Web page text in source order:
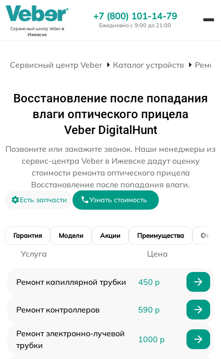
Сервисный центр Veberв
Ижевске
+7 (800) 101-14-79
Ежедневно с 9:00 до 21:00
Сервисный центр Veber Каталог устройств
Восстановление после попадания
влаги оптического прицела
Veber DigitalHunt
Позвоните или закажите звонок. Наши менеджеры из
сервис-центра Veber в Ижевске дадут оценку
стоимости ремонта оптического прицела
Восстановление после попадания влаги.
Есть запчасти Узнать стоимость
Гарантия Модели Акции Преимущества
Услуга Цена
Ремонт капиллярной трубки 450 р
Ремонт контроллеров 590 р
Ремонт электронно-лучевой
трубки
1000 р